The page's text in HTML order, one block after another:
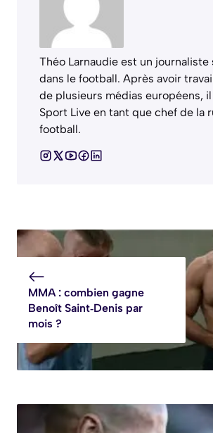
Théo Larnaudie est un journaliste
dans le football. Après avoir
de plusieurs médias européens,
Sport Live en tant que chef de la
football.
MMA : combien gagne
Benoît Saint‑Denis par
mois ?